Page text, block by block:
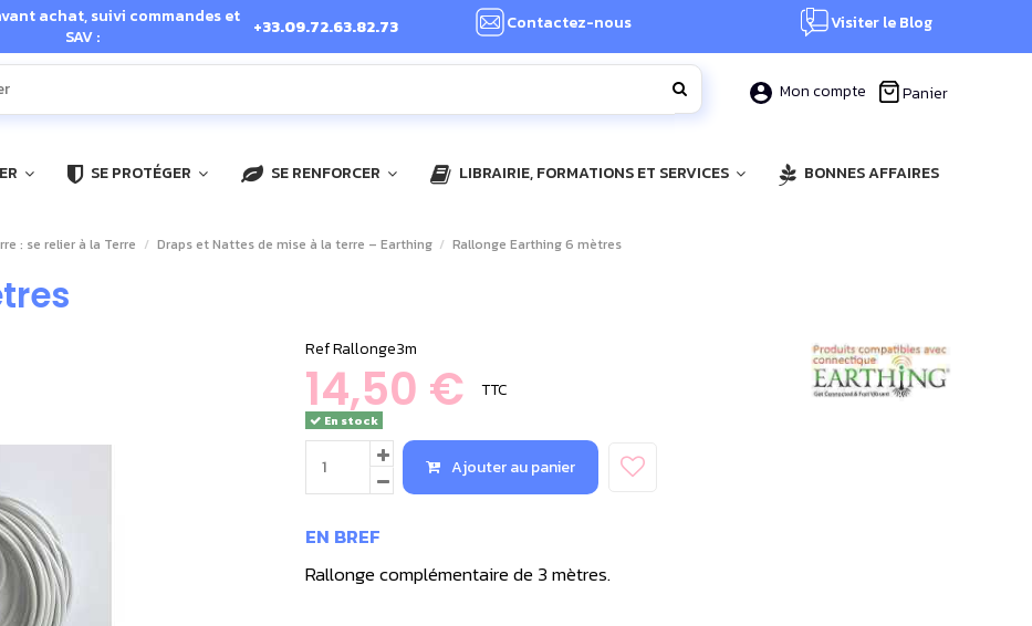
achat, suivi commandes et
SAV :
+33.09.72.63.82.73 Contactez-nous Visiter le Blog
Mon compte Panier
SE PROTÉGER SE RENFORCER LIBRAIRIE, FORMATIONS ET SERVICES BONNES AFFAIRES
: se relier à la Terre Draps et Nattes de mise à la terre – Earthing Rallonge Earthing 6 mètres
RefRallonge3m
14,50 € TTC
En stock
Ajouter au panier
EN BREF
Rallonge complémentaire de 3 mètres.